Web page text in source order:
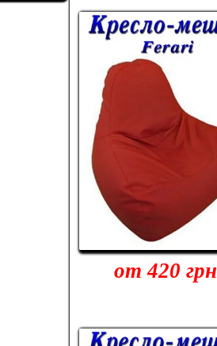
от 420 грн